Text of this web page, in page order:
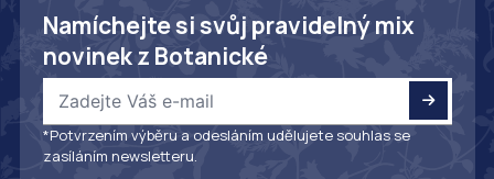
Namíchejte si svůj pravidelný mix
novinek z Botanické
*Potvrzením výběru a odesláním udělujete souhlas se
zasíláním newsletteru.